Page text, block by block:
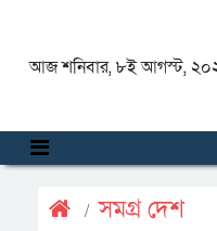
আজ শনিবার, ৮ই আগস্ট, ২০২৬
সমগ্র দেশ